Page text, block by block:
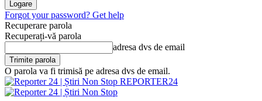
Forgot your password? Get help
Recuperare parola
Recuperați-vă parola
adresa dvs de email
O parola va fi trimisă pe adresa dvs de email.
REPORTER24